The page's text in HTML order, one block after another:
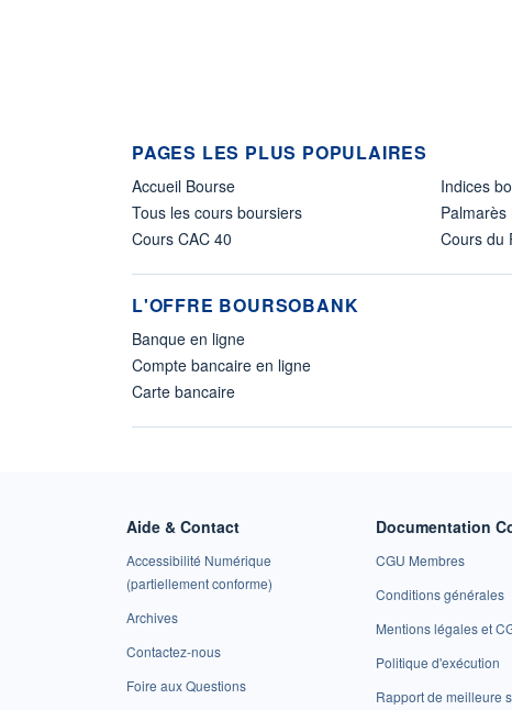
PAGES LES PLUS POPULAIRES
Accueil Bourse
Tous les cours boursiers
Cours CAC 40
Indices
Palmarès
Cours du
L'OFFRE BOURSOBANK
Banque en ligne
Compte bancaire en ligne
Carte bancaire
Aide & Contact
Accessibilité Numérique
(partiellement conforme)
Archives
Contactez-nous
Foire aux Questions
Documentation
CGU Membres
Conditions générales
Mentions légales et
Politique d'exécution
Rapport de meilleure